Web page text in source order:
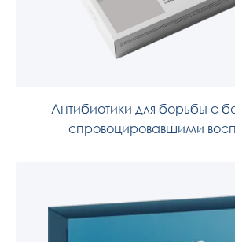
Антибиотики для борьбы с
спровоцировавшими